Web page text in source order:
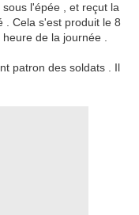
l'épée , et reçut la
Cela s'est produit le 8
de la journée .
patron des soldats .
Il